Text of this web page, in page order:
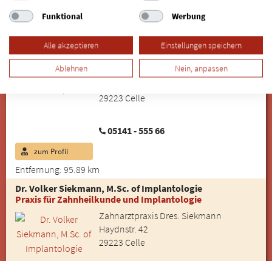
Entfernung: 91.69 km
Dr. Björn Siekmann, M.Sc
Praxis für Zahnheilkunde und Implantologie
Zahnarztpraxis Dres. Siekmann
29223 Celle
05141 - 555 66
Entfernung: 95.89 km
zum Profil
Dr. Volker Siekmann, M.Sc. of Implantologie
Praxis für Zahnheilkunde und Implantologie
Zahnarztpraxis Dres. Siekmann
Haydnstr. 42
29223 Celle
Funktional
Werbung
Alle akzeptieren Einstellungen speichern
Ablehnen Nein, anpassen